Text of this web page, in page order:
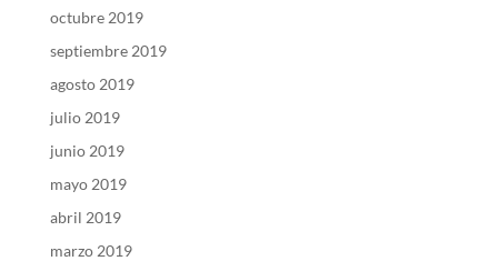
octubre 2019
septiembre 2019
agosto 2019
julio 2019
junio 2019
mayo 2019
abril 2019
marzo 2019